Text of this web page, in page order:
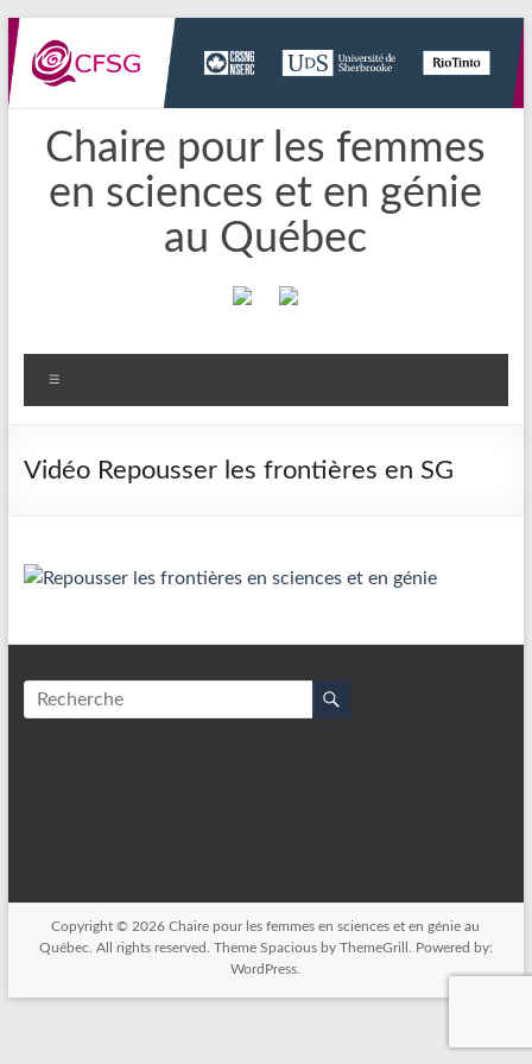
Aller
au
contenu
Chaire pour les femmes
en sciences et en génie
au Québec
Vidéo Repousser les frontières en SG
Copyright © 2026Chaire pour les femmes en sciences et en génie au
Québec . All rights reserved. Theme Spaciousby ThemeGrill. Powered by:
WordPress